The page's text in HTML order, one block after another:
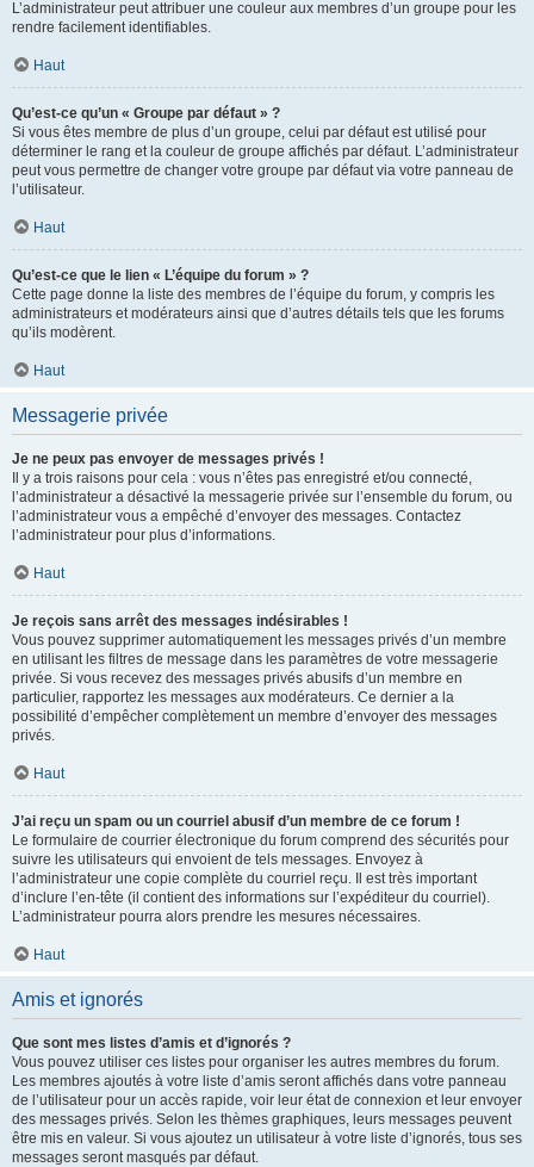
L’administrateur peut attribuer une couleur aux membres d’un groupe pour les
rendre facilement identifiables.
Haut
Qu’est-ce qu’un « Groupe par défaut » ?
Si vous êtes membre de plus d’un groupe, celui par défaut est utilisé pour
déterminer le rang et la couleur de groupe affichés par défaut. L’administrateur
peut vous permettre de changer votre groupe par défaut via votre panneau de
l’utilisateur.
Haut
Qu’est-ce que le lien « L’équipe du forum » ?
Cette page donne la liste des membres de l’équipe du forum, y compris les
administrateurs et modérateurs ainsi que d’autres détails tels que les forums
qu’ils modèrent.
Haut
Messagerie privée
Je ne peux pas envoyer de messages privés !
Il y a trois raisons pour cela : vous n’êtes pas enregistré et/ou connecté,
l’administrateur a désactivé la messagerie privée sur l’ensemble du forum, ou
l’administrateur vous a empêché d’envoyer des messages. Contactez
l’administrateur pour plus d’informations.
Haut
Je reçois sans arrêt des messages indésirables !
Vous pouvez supprimer automatiquement les messages privés d’un membre
en utilisant les filtres de message dans les paramètres de votre messagerie
privée. Si vous recevez des messages privés abusifs d’un membre en
particulier, rapportez les messages aux modérateurs. Ce dernier a la
possibilité d’empêcher complètement un membre d’envoyer des messages
privés.
Haut
J’ai reçu un spam ou un courriel abusif d’un membre de ce forum !
Le formulaire de courrier électronique du forum comprend des sécurités pour
suivre les utilisateurs qui envoient de tels messages. Envoyez à
l’administrateur une copie complète du courriel reçu. Il est très important
d’inclure l’en-tête (il contient des informations sur l’expéditeur du courriel).
L’administrateur pourra alors prendre les mesures nécessaires.
Haut
Amis et ignorés
Que sont mes listes d’amis et d’ignorés ?
Vous pouvez utiliser ces listes pour organiser les autres membres du forum.
Les membres ajoutés à votre liste d’amis seront affichés dans votre panneau
de l’utilisateur pour un accès rapide, voir leur état de connexion et leur envoyer
des messages privés. Selon les thèmes graphiques, leurs messages peuvent
être mis en valeur. Si vous ajoutez un utilisateur à votre liste d’ignorés, tous ses
messages seront masqués par défaut.